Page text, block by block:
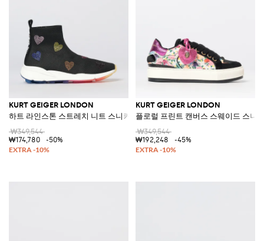
KURT GEIGER LONDON
하트 라인스톤 스트레치 니트 스니커즈
₩349,544
₩174,780
-50%
KURT GEIGER LONDON
플로럴 프린트 캔버스 스웨이드 스니
₩349,544
₩192,248
-45%